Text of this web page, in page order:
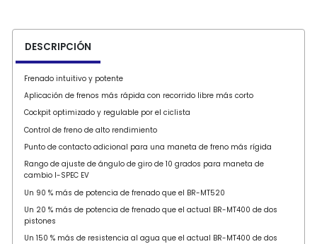
DESCRIPCIÓN
Frenado intuitivo y potente
Aplicación de frenos más rápida con recorrido libre más corto
Cockpit optimizado y regulable por el ciclista
Control de freno de alto rendimiento
Punto de contacto adicional para una maneta de freno más rígida
Rango de ajuste de ángulo de giro de 10 grados para maneta de
cambio I-SPEC EV
Un 90 % más de potencia de frenado que el BR-MT520
Un 20 % más de potencia de frenado que el actual BR-MT400 de dos
pistones
Un 150 % más de resistencia al agua que el actual BR-MT400 de dos